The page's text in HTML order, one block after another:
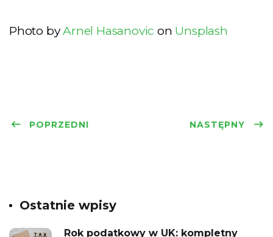
Photo byArnel Hasanovic on Unsplash
POPRZEDNI NASTĘPNY
Ostatnie wpisy
Rok podatkowy w UK: kompletny